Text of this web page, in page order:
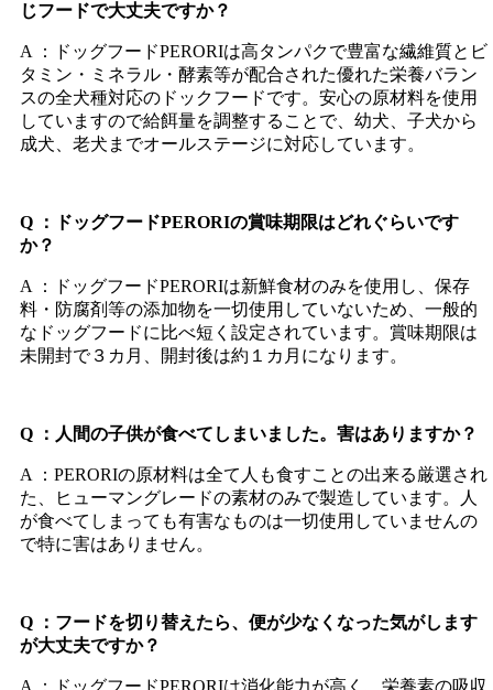
じフードで大丈夫ですか？
A ：ドッグフードPERORIは高タンパクで豊富な繊維質とビ
タミン・ミネラル・酵素等が配合された優れた栄養バラン
スの全犬種対応のドックフードです。安心の原材料を使用
していますので給餌量を調整することで、幼犬、子犬から
成犬、老犬までオールステージに対応しています。
Q ：ドッグフードPERORIの賞味期限はどれぐらいです
か？
A ：ドッグフードPERORIは新鮮食材のみを使用し、保存
料・防腐剤等の添加物を一切使用していないため、一般的
なドッグフードに比べ短く設定されています。賞味期限は
未開封で３カ月、開封後は約１カ月になります。
Q ：人間の子供が食べてしまいました。害はありますか？
A ：PERORIの原材料は全て人も食すことの出来る厳選され
た、ヒューマングレードの素材のみで製造しています。人
が食べてしまっても有害なものは一切使用していませんの
で特に害はありません。
Q ：フードを切り替えたら、便が少なくなった気がします
が大丈夫ですか？
A ：ドッグフードPERORIは消化能力が高く、栄養素の吸収